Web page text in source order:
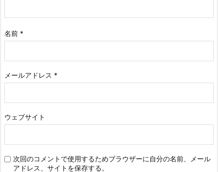
名前 *
メールアドレス *
ウェブサイト
次回のコメントで使用するためブラウザーに自分の名前、メール
アドレス、サイトを保存する。